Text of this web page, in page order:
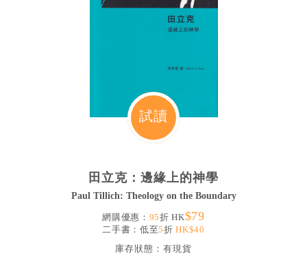
哲學／宗教比較
文藝／勵志
試讀
田立克：邊緣上的神學
Paul Tillich: Theology on the Boundary
網購優惠： 95折 HK$79
二手書：低至5折HK$40
庫存狀態： 有現貨